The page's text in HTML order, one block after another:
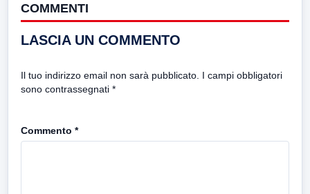
COMMENTI
LASCIA UN COMMENTO
Il tuo indirizzo email non sarà pubblicato. I campi obbligatori
sono contrassegnati *
Commento *